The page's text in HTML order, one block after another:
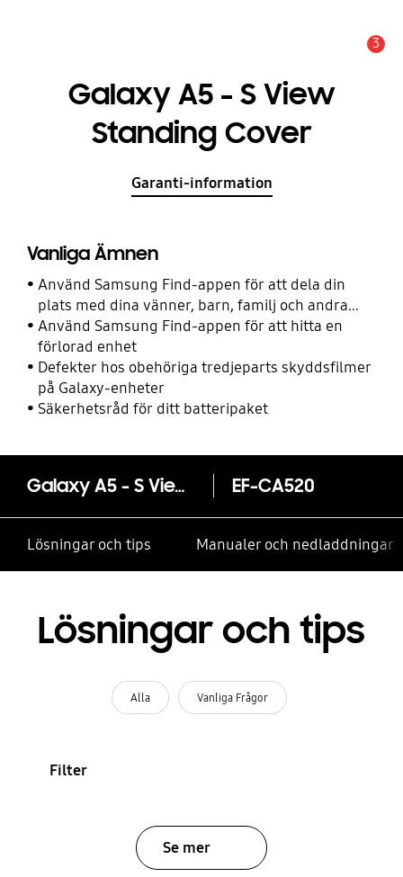
3
Galaxy A5 - S View
Standing Cover
Garanti-information
Vanliga Ämnen
Använd Samsung Find-appen för att dela din
plats med dina vänner, barn, familj och andra
kontakter
Använd Samsung Find-appen för att hitta en
förlorad enhet
Defekter hos obehöriga tredjeparts skyddsfilmer
på Galaxy-enheter
Säkerhetsråd för ditt batteripaket
Galaxy A5 - S View Standing Cover EF-CA520
Lösningar och tips Manualer och nedladdningar
Lösningar och tips
Alla Vanliga Frågor
Filter
Se mer